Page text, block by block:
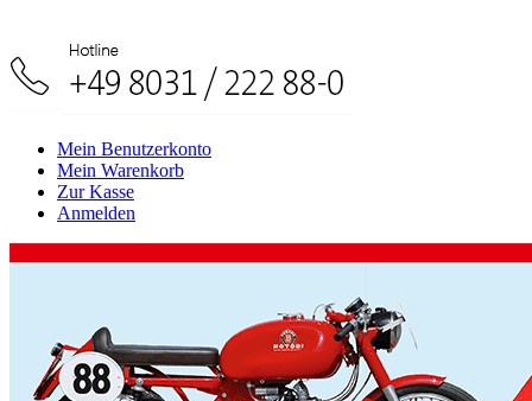
Mein Benutzerkonto
Mein Warenkorb
Zur Kasse
Anmelden